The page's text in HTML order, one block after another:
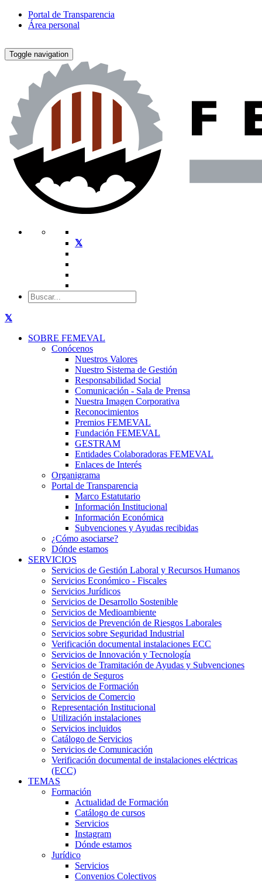
Portal de Transparencia
Área personal
Toggle navigation
SOBRE FEMEVAL
Conócenos
Nuestros Valores
Nuestro Sistema de Gestión
Responsabilidad Social
Comunicación - Sala de Prensa
Nuestra Imagen Corporativa
Reconocimientos
Premios FEMEVAL
Fundación FEMEVAL
GESTRAM
Entidades Colaboradoras FEMEVAL
Enlaces de Interés
Organigrama
Portal de Transparencia
Marco Estatutario
Información Institucional
Información Económica
Subvenciones y Ayudas recibidas
¿Cómo asociarse?
Dónde estamos
SERVICIOS
Servicios de Gestión Laboral y Recursos Humanos
Servicios Económico - Fiscales
Servicios Jurídicos
Servicios de Desarrollo Sostenible
Servicios de Medioambiente
Servicios de Prevención de Riesgos Laborales
Servicios sobre Seguridad Industrial
Verificación documental instalaciones ECC
Servicios de Innovación y Tecnología
Servicios de Tramitación de Ayudas y Subvenciones
Gestión de Seguros
Servicios de Formación
Servicios de Comercio
Representación Institucional
Utilización instalaciones
Servicios incluidos
Catálogo de Servicios
Servicios de Comunicación
Verificación documental de instalaciones eléctricas
(ECC)
TEMAS
Formación
Actualidad de Formación
Catálogo de cursos
Servicios
Instagram
Dónde estamos
Jurídico
Servicios
Convenios Colectivos